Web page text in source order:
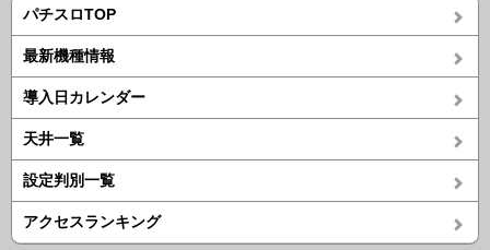
パチスロTOP
最新機種情報
導入日カレンダー
天井一覧
設定判別一覧
アクセスランキング